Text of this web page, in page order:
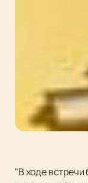
"В ходе